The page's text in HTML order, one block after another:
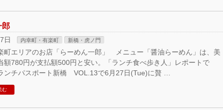
郎
日 内幸町・有楽町 新橋・虎ノ門
町エリアのお店「らーめん一郎」 メニュー「醤油らーめん」は、美
額780円が支払額500円と安い。「ランチ食べ歩き人」レポートで
ンチパスポート新橋 VOL.13で6月27日(Tue)に贅 …
む